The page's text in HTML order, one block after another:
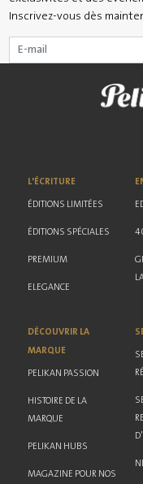
Inscrivez-vous dès
L'ÉCRITURE
ÉDITIONS LIMITÉES
ÉDITIONS SPÉCIALES
PREMIUM
ELEGANCE
DÉCOUVRIR LA
MARQUE
PELIKAN PASSION
HISTOIRE DE LA
MARQUE
PELIKAN HUBS
MAGAZINE POUR NOS